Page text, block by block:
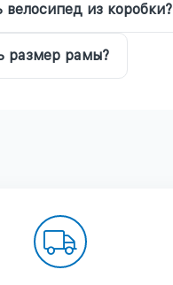
велосипед из коробки?
размер рамы?